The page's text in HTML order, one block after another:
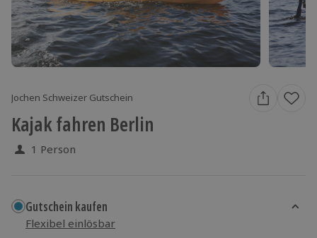
Jochen Schweizer Gutschein
Kajak fahren Berlin
1 Person
Gutschein kaufen
Flexibel einlösbar